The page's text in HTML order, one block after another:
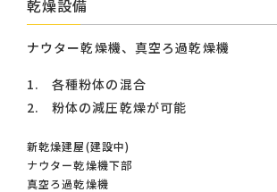
乾燥設備
ナウター乾燥機、真空ろ過乾燥機
各種粉体の混合
粉体の減圧乾燥が可能
新乾燥建屋(建設中)
ナウター乾燥機下部
真空ろ過乾燥機